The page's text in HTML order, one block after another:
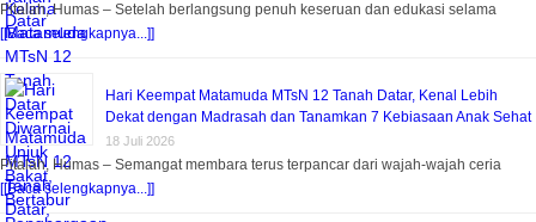
Pitalah, Humas – Setelah berlangsung penuh keseruan dan edukasi selama
[[Baca selengkapnya...]]
Hari Keempat Matamuda MTsN 12 Tanah Datar, Kenal Lebih
Dekat dengan Madrasah dan Tanamkan 7 Kebiasaan Anak Sehat
18 Juli 2026
Pitalah, Humas – Semangat membara terus terpancar dari wajah-wajah ceria
[[Baca selengkapnya...]]